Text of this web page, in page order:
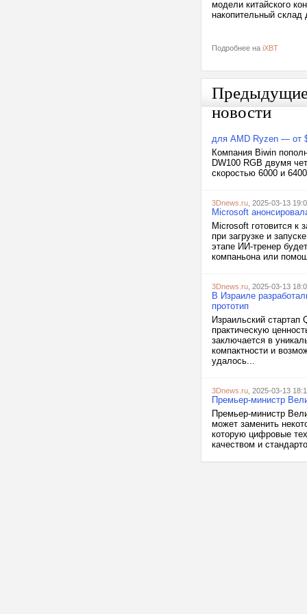
модели китайского
накопительный склад
Подробнее на iXBT
новости
для AMD Ryzen — от
Компания Biwin
DW100 RGB двумя
скоростью 6000 и
3Dnews.ru , 2025-03-13
Microsoft
Microsoft готовится к
при загрузке и
этапе ИИ-тренер
компаньона или
3Dnews.ru , 2025-03-13
В Израиле
прототип
Израильский
практическую
заключается в
компактности и
удалось...
3Dnews.ru , 2025-03-13
Премьер-министр
Премьер-министр
может заменить
которую цифровые
качеством и